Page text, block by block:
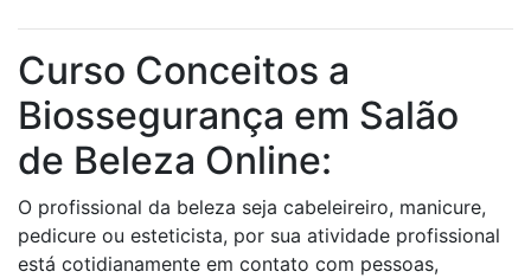
Curso Conceitos a
Biossegurança em Salão
de Beleza Online:
O profissional da beleza seja cabeleireiro, manicure,
pedicure ou esteticista, por sua atividade profissional
está cotidianamente em contato com pessoas,